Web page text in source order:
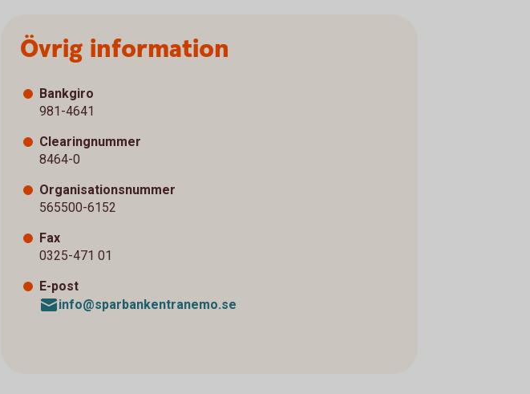
Övrig information
Bankgiro
981-4641
Clearingnummer
8464-0
Organisationsnummer
565500-6152
Fax
0325-471 01
E-post
info@sparbankentranemo.se